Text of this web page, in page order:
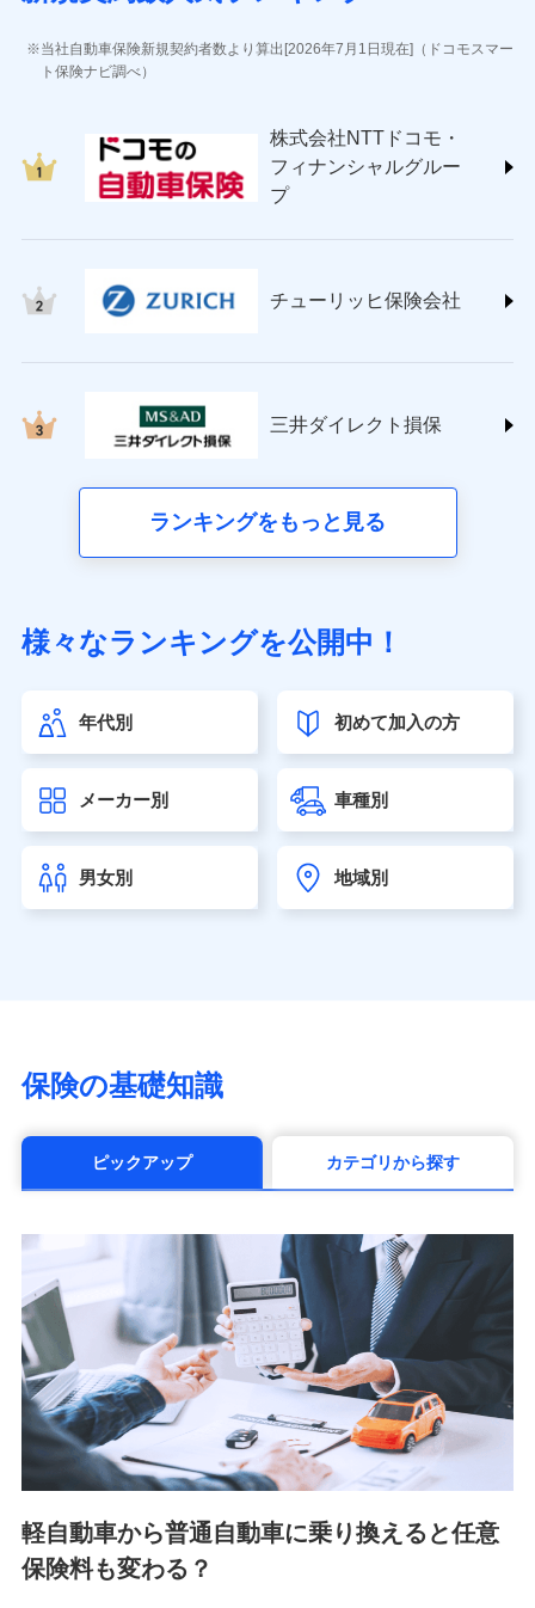
ソニー損害保険株式会社
(https://www.sonysonpo.co.jp/)
ＳＯＭＰＯダイレクト損害保険株式会社
(https://www.sompo-direct.co.jp/)
チューリッヒ保険会社 (https://www.zurich.co.jp/)
(https://www.nisshinfire.co.jp/)
(https://www.petfamilyins.co.jp/)
ins.com/)
三井ダイレクト損害保険株式会社
（https://www.sonylife.co.jp）
第一ネオ生命保険株式会社（https://neofirst.co.jp/）
大樹生命保険株式会社（https://www.taiju-life.co.jp）
seimei.co.jp）
チューリッヒ生命保険株式会社
東京海上日動あんしん生命保険株式会社
（https://www.tmn-anshin.co.jp/）
マニュライフ生命保険株式会社
（https://www.manulife.co.jp/）
（https://www.msa-life.co.jp/）
メットライフ生命株式会社(https://www.metlife.co.jp/)
■少額短期保険
株式会社アシロ少額短期保険 (https://kailash.co.jp/)
SBIいきいき少額短期保険会社 (https://www.i-
sedai.com/)
SBIペット少額短期保険株式会社 (https://www.sbipet-
ssi.co.jp/)
SBIリスタ少額短期保険会社
(https://www.jishin.co.jp/)
スマートプラス少額短期保険株式会社
チューリッヒ少額短期保険株式会社
(https://www.zurichssi.co.jp/)
当社自動車保険新規契約者数より算出[2026年7月1日現在]（ドコモスマー
ト保険ナビ調べ）
株式会社NTTドコモ・
フィナンシャルグルー
プ
チューリッヒ保険会社
三井ダイレクト損保
ランキングをもっと見る
様々なランキングを公開中！
年代別 初めて加入の方
メーカー別 車種別
男女別 地域別
保険の基礎知識
ピックアップ カテゴリから探す
軽自動車から普通自動車に乗り換えると任意
保険料も変わる？